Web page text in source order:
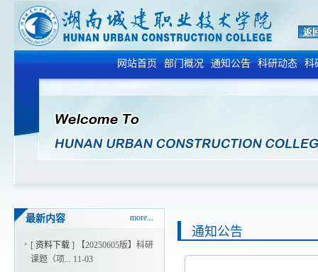
网站首页 部门概况 通知公告 科研动态 科
最新内容 more...
[ 资料下载 ]
【20250605版】科研
课题（项... 11-03
通知公告